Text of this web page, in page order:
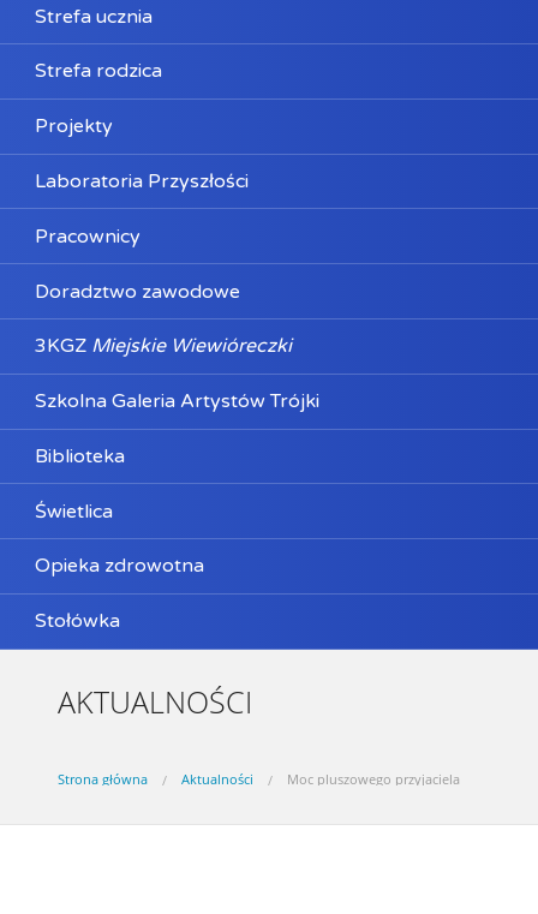
Strefa ucznia
Strefa rodzica
Projekty
Laboratoria Przyszłości
Pracownicy
Doradztwo zawodowe
3KGZ Miejskie Wiewióreczki
Szkolna Galeria Artystów Trójki
Biblioteka
Świetlica
Opieka zdrowotna
Stołówka
AKTUALNOŚCI
Strona główna Aktualności Moc pluszowego przyjaciela